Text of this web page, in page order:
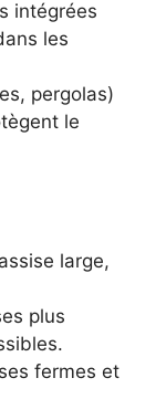
intégrées
les
pergolas)
le
large,
plus
fermes et